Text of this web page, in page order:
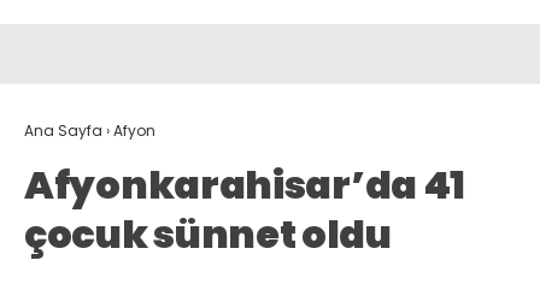
Ana Sayfa ›Afyon
Afyonkarahisar’da 41
çocuk sünnet oldu